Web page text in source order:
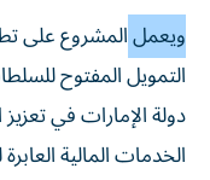
ويعملالمشروع على
التمويل المفتوح
دولة الإمارات في
الخدمات المالية